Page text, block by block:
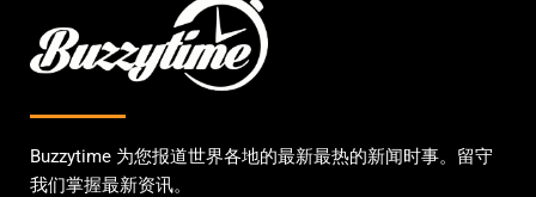
Buzzytime 为您报道世界各地的最新最热的新闻时事。留守
我们掌握最新资讯。